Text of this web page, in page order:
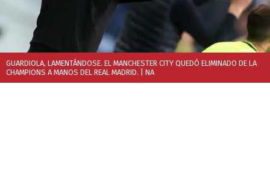
GUARDIOLA, LAMENTÁNDOSE. EL MANCHESTER CITY QUEDÓ ELIMINADO DE LA
CHAMPIONS A MANOS DEL REAL MADRID. | NA